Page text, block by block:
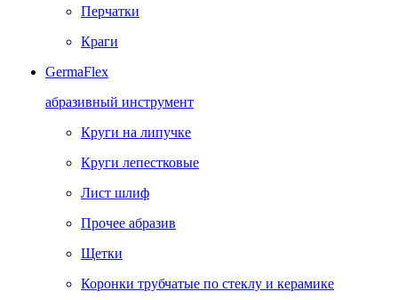
Перчатки
Краги
GermaFlex
абразивный инструмент
Круги на липучке
Круги лепестковые
Лист шлиф
Прочее абразив
Щетки
Коронки трубчатые по стеклу и керамике